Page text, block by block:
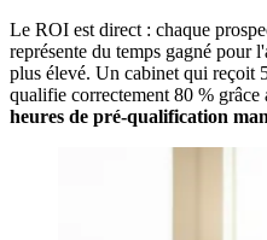
Le ROI est direct : chaque
représente du temps gagné pour
plus élevé. Un cabinet qui reçoit
qualifie correctement 80 % grâce
heures de pré-qualification